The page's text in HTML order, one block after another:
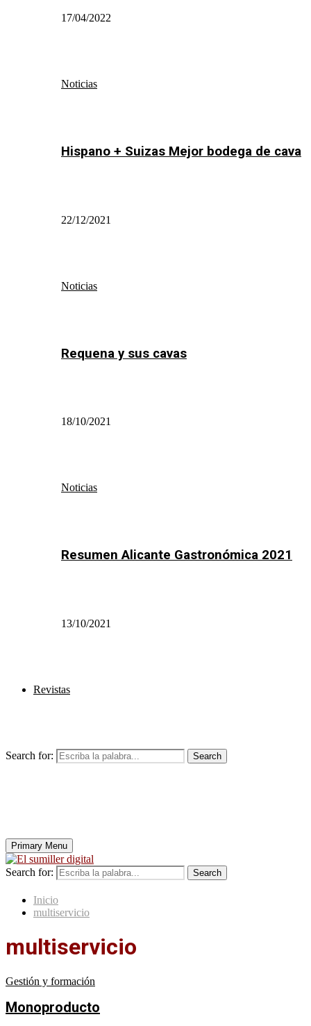
17/04/2022
Noticias
Hispano + Suizas Mejor bodega de cava
22/12/2021
Noticias
Requena y sus cavas
18/10/2021
Noticias
Resumen Alicante Gastronómica 2021
13/10/2021
Revistas
Search for: Search
Primary Menu
Search for: Search
Inicio
multiservicio
multiservicio
Gestión y formación
Monoproducto